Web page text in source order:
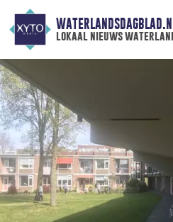
lokaal nieuws waterland